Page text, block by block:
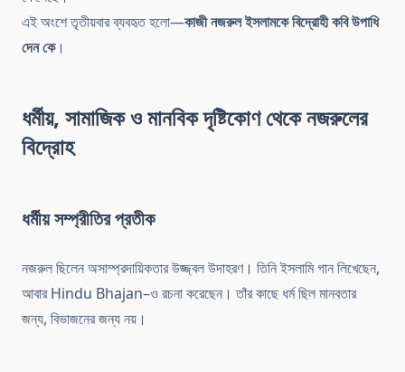
এই অংশে তৃতীয়বার ব্যবহৃত হলো—কাজী নজরুল ইসলামকে বিদ্রোহী কবি উপাধি
দেন কে।
ধর্মীয়, সামাজিক ও মানবিক দৃষ্টিকোণ থেকে নজরুলের
বিদ্রোহ
ধর্মীয় সম্প্রীতির প্রতীক
নজরুল ছিলেন অসাম্প্রদায়িকতার উজ্জ্বল উদাহরণ। তিনি ইসলামি গান লিখেছেন,
আবার Hindu Bhajan–ও রচনা করেছেন। তাঁর কাছে ধর্ম ছিল মানবতার
জন্য, বিভাজনের জন্য নয়।